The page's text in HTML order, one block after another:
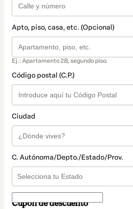
Apto, piso, casa, etc. (Opcional)
Ej.: Apartamento 2B, segundo piso.
Código postal (C.P.)
Ciudad
C. Autónoma/Depto./Estado/Prov.
Cupón de descuento